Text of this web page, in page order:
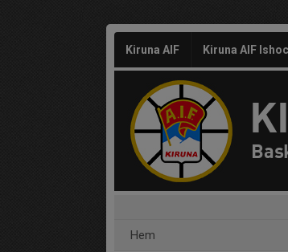
Kiruna AIF Kiruna AIF
Hem